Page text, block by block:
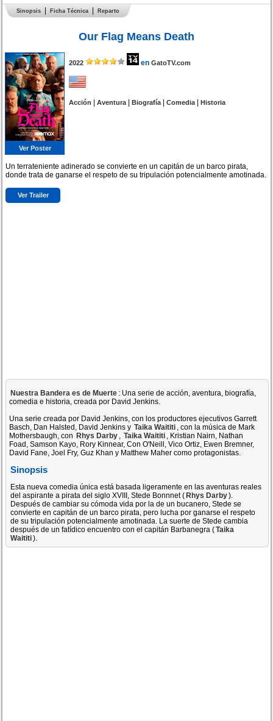
Sinopsis Ficha Técnica Reparto
Our Flag Means Death
Ver Poster
2022 en GatoTV.com
Acción |Aventura|Biografía|Comedia|Historia
Un terrateniente adinerado se convierte en un capitán de un barco pirata,
donde trata de ganarse el respeto de su tripulación potencialmente amotinada.
Ver Trailer
Nuestra Bandera es de Muerte : Una serie de acción, aventura, biografía,
comedia e historia, creada por David Jenkins.
Una serie creada por David Jenkins, con los productores ejecutivos Garrett
Basch, Dan Halsted, David Jenkins y Taika Waititi , con la música de Mark
Mothersbaugh, con Rhys Darby , Taika Waititi , Kristian Nairn, Nathan
Foad, Samson Kayo, Rory Kinnear, Con O'Neill, Vico Ortiz, Ewen Bremner,
David Fane, Joel Fry, Guz Khan y Matthew Maher como protagonistas.
Sinopsis
Esta nueva comedia única está basada ligeramente en las aventuras reales
del aspirante a pirata del siglo XVIII, Stede Bonnnet (Rhys Darby).
Después de cambiar su cómoda vida por la de un bucanero, Stede se
convierte en capitán de un barco pirata, pero lucha por ganarse el respeto
de su tripulación potencialmente amotinada. La suerte de Stede cambia
después de un fatídico encuentro con el capitán Barbanegra (Taika
Waititi).